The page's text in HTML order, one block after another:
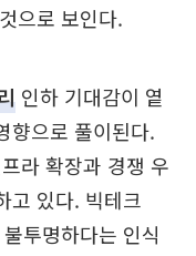
으로 보인다.
인하 기대감이 옅
향으로 풀이된다.
라 확장과 경쟁 우
고 있다. 빅테크
투명하다는 인식